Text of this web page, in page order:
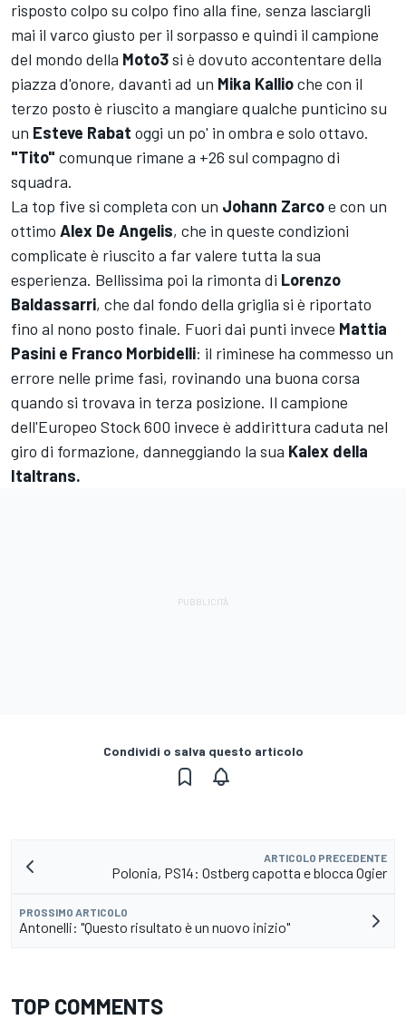
risposto colpo su colpo fino alla fine, senza lasciargli
mai il varco giusto per il sorpasso e quindi il campione
del mondo della Moto3si è dovuto accontentare della
piazza d'onore, davanti ad un Mika Kallioche con il
terzo posto è riuscito a mangiare qualche punticino su
un Esteve Rabat oggi un po' in ombra e solo ottavo.
"Tito" comunque rimane a +26 sul compagno di
squadra.
La top five si completa con un Johann Zarcoe con un
ottimo Alex De Angelis, che in queste condizioni
complicate è riuscito a far valere tutta la sua
esperienza. Bellissima poi la rimonta di Lorenzo
Baldassarri, che dal fondo della griglia si è riportato
fino al nono posto finale. Fuori dai punti invece Mattia
Pasini e Franco Morbidelli: il riminese ha commesso un
errore nelle prime fasi, rovinando una buona corsa
quando si trovava in terza posizione. Il campione
dell'Europeo Stock 600 invece è addirittura caduta nel
giro di formazione, danneggiando la sua Kalex della
Italtrans.
Condividi o salva questo articolo
ARTICOLO PRECEDENTE
Polonia, PS14: Ostberg capotta e blocca Ogier
PROSSIMO ARTICOLO
Antonelli: "Questo risultato è un nuovo inizio"
TOP COMMENTS